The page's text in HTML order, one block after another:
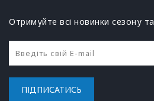
Отримуйте всі новинки сезону та
ПІДПИСАТИСЬ